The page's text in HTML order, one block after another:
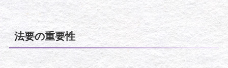
法要の重要性